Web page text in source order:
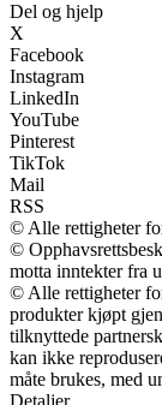
Del og hjelp
X
Facebook
Instagram
LinkedIn
YouTube
Pinterest
TikTok
Mail
RSS
© Alle rettigheter
©
motta inntekter fra
© Alle rettigheter
produkter kjøpt
tilknyttede
kan ikke
måte brukes, med